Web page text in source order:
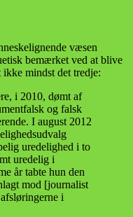
væsen
bemærket ved at blive
ikke mindst det tredje:
i 2010, dømt af
og falsk
I august 2012
uredelighed i to
uredelig i
år tabte hun den
mod [journalist
i